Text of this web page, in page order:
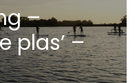
–
plas’ –